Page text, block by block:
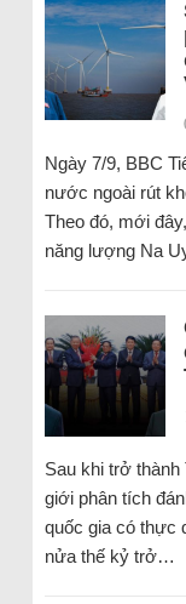
Ngày 7/9, BBC
nước ngoài rút
Theo đó, mới
năng lượng Na
Sau khi trở
giới phân tích
quốc gia có thực
nửa thế kỷ trở…